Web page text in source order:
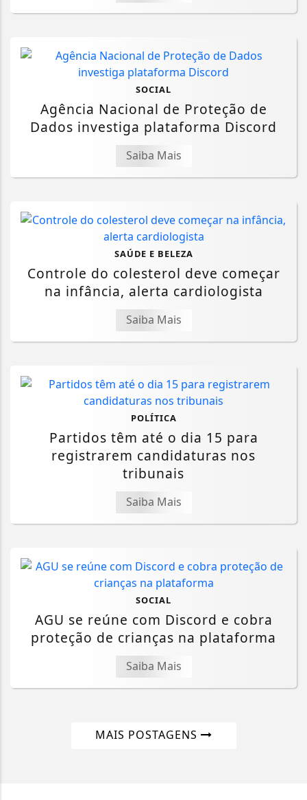
SOCIAL
Agência Nacional de Proteção de
Dados investiga plataforma Discord
Saiba Mais
SAÚDE E BELEZA
Controle do colesterol deve começar
na infância, alerta cardiologista
Saiba Mais
POLÍTICA
Partidos têm até o dia 15 para
registrarem candidaturas nos
tribunais
Saiba Mais
SOCIAL
AGU se reúne com Discord e cobra
proteção de crianças na plataforma
Saiba Mais
MAIS POSTAGENS